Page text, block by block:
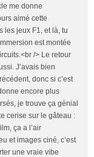
me donne
aimé cette
les jeux F1, et là, tu
est montée
/> Le retour
J’avais bien
donc si c’est
encore plus
je trouve ça génial
cerise sur le gâteau :
ça a l’air
et images ciné, c’est
une vraie vibe